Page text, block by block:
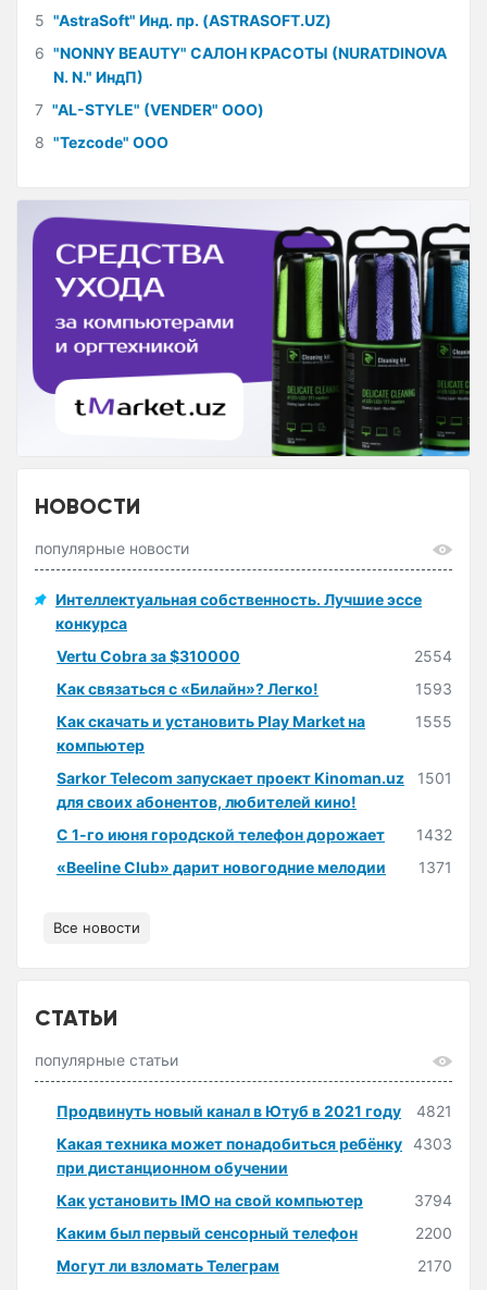
5 "AstraSoft" Инд. пр. (ASTRASOFT.UZ)
6 "NONNY BEAUTY" САЛОН КРАСОТЫ (NURATDINOVA
N. N." ИндП)
7 "AL-STYLE" (VENDER" ООО)
8 "Tezcode" ООО
НОВОСТИ
популярные новости
Интеллектуальная собственность. Лучшие эссе
конкурса
Vertu Cobra за $310000
2554
Как связаться с «Билайн»? Легко!
1593
Как скачать и установить Play Market на
компьютер
1555
Sarkor Telecom запускает проект Kinoman.uz
для своих абонентов, любителей кино!
1501
С 1-го июня городской телефон дорожает
1432
«Beeline Club» дарит новогодние мелодии
1371
Все новости
СТАТЬИ
популярные статьи
Продвинуть новый канал в Ютуб в 2021 году
4821
Какая техника может понадобиться ребёнку
при дистанционном обучении
4303
Как установить IMO на свой компьютер
3794
Каким был первый сенсорный телефон
2200
Могут ли взломать Телеграм
2170